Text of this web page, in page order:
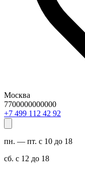
Москва
7700000000000
29 24 211 994 7+
пн. — пт. с 10 до 18
сб. с 12 до 18